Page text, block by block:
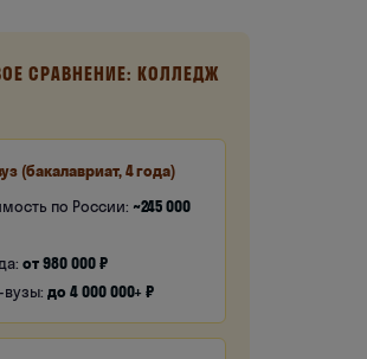
СРАВНЕНИЕ: КОЛЛЕДЖ
(бакалавриат, 4 года)
по России: ~245 000
от 980 000 ₽
вузы:до 4 000 000+ ₽